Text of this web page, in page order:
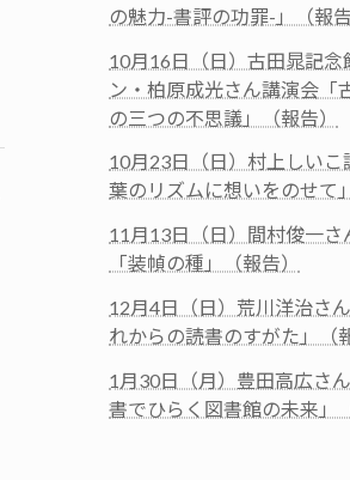
の魅力-書評の功罪-」（報告
10月16日（日）古田晁記念
ン・柏原成光さん講演会「
の三つの不思議」（報告）
10月23日（日）村上しいこ
葉のリズムに想いをのせて
11月13日（日）間村俊一さ
「装幀の種」（報告）
12月4日（日）荒川洋治さ
れからの読書のすがた」（
1月30日（月）豊田高広さ
書でひらく図書館の未来」